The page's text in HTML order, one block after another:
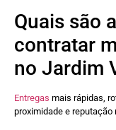
Quais são
contratar
no Jardim
Entregas mais rápidas,
proximidade e reputação